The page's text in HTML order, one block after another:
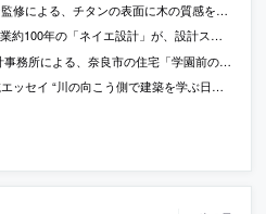
チタンの表面に木の質感を表現した、ルーバー建材が発売へ
「ネイエ設計」が、設計スタッフ・施工管理スタッフを募集中
務所による、奈良市の住宅「学園前の家」
向こう側で建築を学ぶ日々” 第２回「ボスの割り切りスイッチ」